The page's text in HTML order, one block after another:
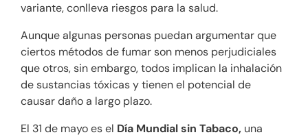
variante, conlleva riesgos para la salud.
Aunque algunas personas puedan argumentar que
ciertos métodos de fumar son menos perjudiciales
que otros, sin embargo, todos implican la inhalación
de sustancias tóxicas y tienen el potencial de
causar daño a largo plazo.
El 31 de mayo es el Día Mundial sin Tabaco, una